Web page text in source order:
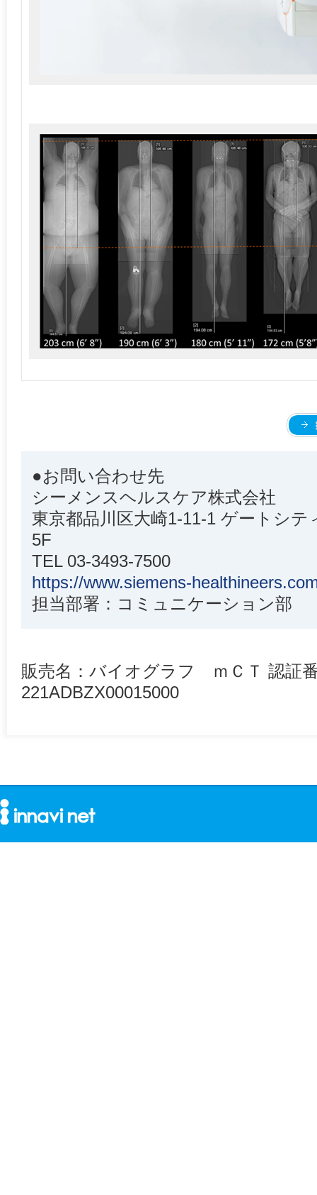
●お問い合わせ先
シーメンスヘルスケア株式会社
東京都品川区大崎1-11-1 ゲートシ
5F
TEL 03-3493-7500
https://www.siemens-
担当部署：コミュニケーション部
販売名：バイオグラフ ｍＣＴ 認証
221ADBZX00015000